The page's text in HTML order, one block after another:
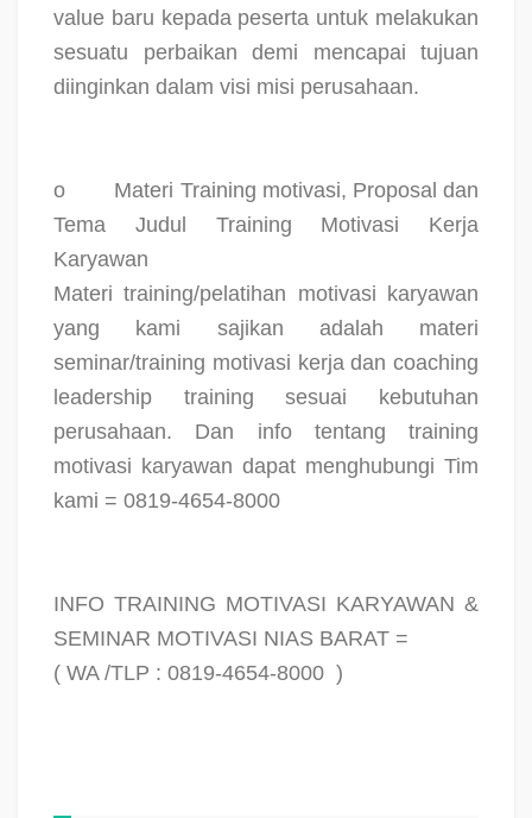
value baru kepada peserta untuk melakukan
sesuatu perbaikan demi mencapai tujuan
diinginkan dalam visi misi perusahaan.
o
Materi Training motivasi, Proposal dan
Tema Judul Training Motivasi Kerja
Karyawan
Materi training/pelatihan motivasi karyawan
yang kami sajikan adalah materi
seminar/training motivasi kerja dan coaching
leadership training sesuai kebutuhan
perusahaan. Dan info tentang training
motivasi karyawan dapat menghubungi Tim
kami = 0819-4654-8000
INFO TRAINING MOTIVASI KARYAWAN &
SEMINAR MOTIVASI NIAS BARAT =
( WA /TLP : 0819-4654-8000 )